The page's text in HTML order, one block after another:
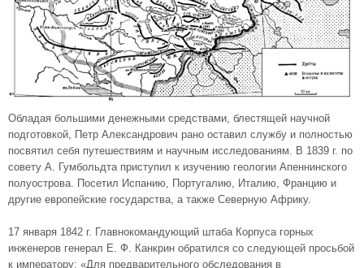
Обладая большими денежными средствами, блестящей научной
подготовкой, Петр Александрович рано оставил службу и полностью
посвятил себя путешествиям и научным исследованиям. В 1839 г. по
совету А. Гумбольдта приступил к изучению геологии Апеннинского
полуострова. Посетил Испанию, Португалию, Италию, Францию и
другие европейские государства, а также Северную Африку.
17 января 1842 г. Главнокомандующий штаба Корпуса горных
инженеров генерал Е. Ф. Канкрин обратился со следующей просьбой
к императору: «Для предварительного обследования в